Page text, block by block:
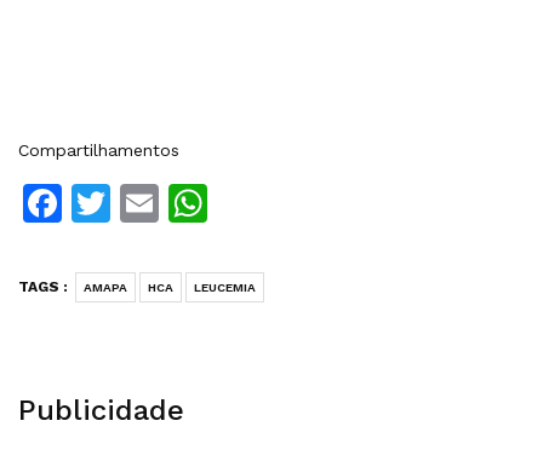
Compartilhamentos
Facebook
Twitter
Email
TAGS : AMAPA HCA LEUCEMIA
Publicidade